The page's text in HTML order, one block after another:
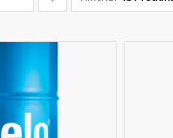
les
produits